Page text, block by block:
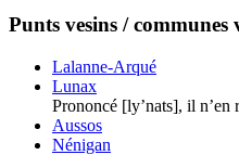
Punts vesins / communes
Lalanne-Arqué
Lunax
Prononcé [ly’nats], il
Aussos
Nénigan